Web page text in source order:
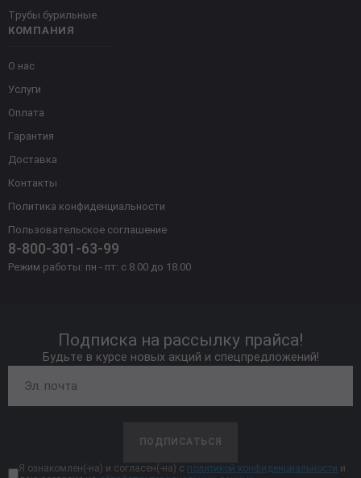
КОМПАНИЯ
О нас
Услуги
Оплата
Гарантия
Доставка
Контакты
Политика конфиденциальности
Пользовательское соглашение
8-800-301-63-99
Режим работы: пн - пт: с 8.00 до 18.00
Трубы бурильные
Подписка на рассылку прайса!
Будьте в курсе новых акций и спецпредложений!
ПОДПИСАТЬСЯ
Я ознакомлен(-на) и согласен(-на) с политикой конфиденциальности и